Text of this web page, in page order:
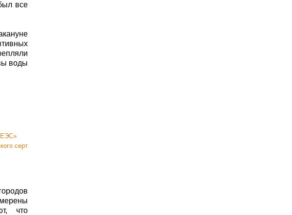
все
воды
ЕЭС»
сертификата BREEAM, стал сочинский вокзал «Олимпийский парк»
что